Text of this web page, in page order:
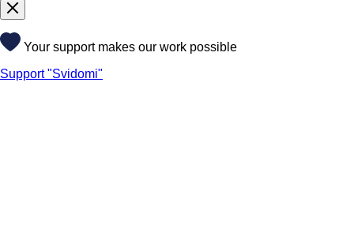
Your support makes our work possible
Support "Svidomi"